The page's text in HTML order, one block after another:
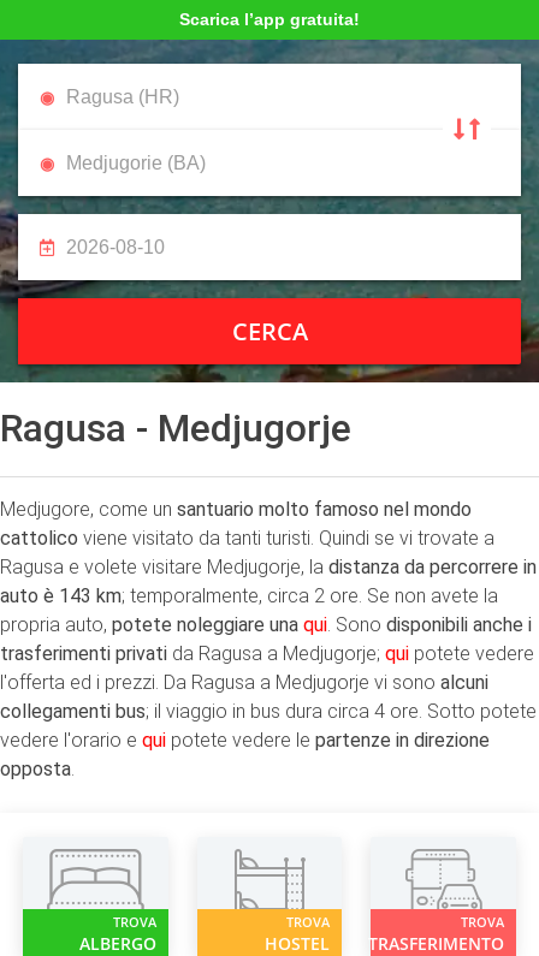
Scarica l’app gratuita!
CERCA
Ragusa - Medjugorje
Medjugore, come un santuario molto famoso nel mondo
cattolico viene visitato da tanti turisti. Quindi se vi trovate a
Ragusa e volete visitare Medjugorje, la distanza da percorrere in
auto è 143 km; temporalmente, circa 2 ore. Se non avete la
propria auto, potete noleggiare una qui. Sono disponibili anche i
trasferimenti privati da Ragusa a Medjugorje; qui potete vedere
l'offerta ed i prezzi. Da Ragusa a Medjugorje vi sono alcuni
collegamenti bus; il viaggio in bus dura circa 4 ore. Sotto potete
vedere l'orario e qui potete vedere le partenze in direzione
opposta.
TROVA
ALBERGO
TROVA
HOSTEL
TROVA
TRASFERIMENTO